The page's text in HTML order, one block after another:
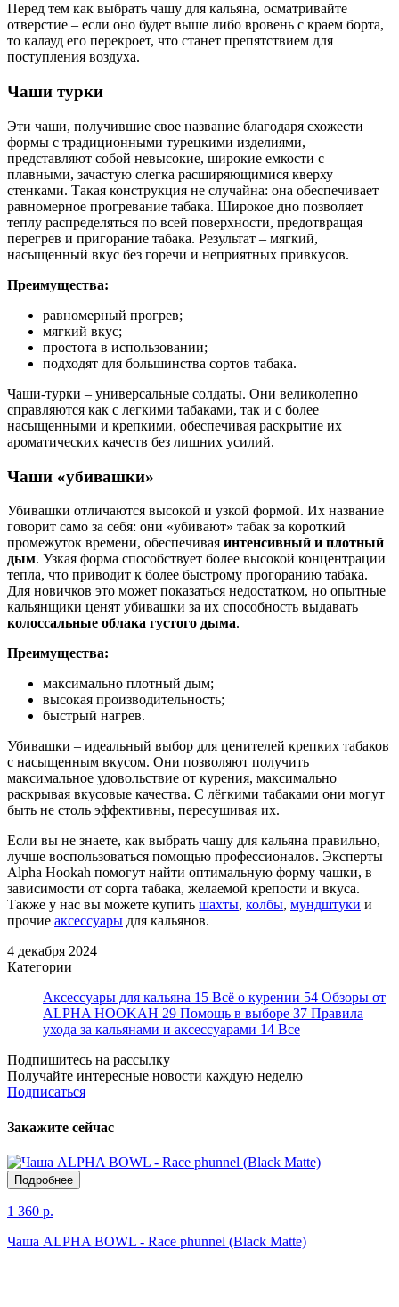
Перед тем как выбрать чашу для кальяна, осматривайте
отверстие – если оно будет выше либо вровень с краем борта,
то калауд его перекроет, что станет препятствием для
поступления воздуха.
Чаши турки
Эти чаши, получившие свое название благодаря схожести
формы с традиционными турецкими изделиями,
представляют собой невысокие, широкие емкости с
плавными, зачастую слегка расширяющимися кверху
стенками. Такая конструкция не случайна: она обеспечивает
равномерное прогревание табака. Широкое дно позволяет
теплу распределяться по всей поверхности, предотвращая
перегрев и пригорание табака. Результат – мягкий,
насыщенный вкус без горечи и неприятных привкусов.
Преимущества:
равномерный прогрев;
мягкий вкус;
простота в использовании;
подходят для большинства сортов табака.
Чаши-турки – универсальные солдаты. Они великолепно
справляются как с легкими табаками, так и с более
насыщенными и крепкими, обеспечивая раскрытие их
ароматических качеств без лишних усилий.
Чаши «убивашки»
Убивашки отличаются высокой и узкой формой. Их название
говорит само за себя: они «убивают» табак за короткий
промежуток времени, обеспечивая интенсивный и плотный
дым. Узкая форма способствует более высокой концентрации
тепла, что приводит к более быстрому прогоранию табака.
Для новичков это может показаться недостатком, но опытные
кальянщики ценят убивашки за их способность выдавать
колоссальные облака густого дыма.
Преимущества:
максимально плотный дым;
высокая производительность;
быстрый нагрев.
Убивашки – идеальный выбор для ценителей крепких табаков
с насыщенным вкусом. Они позволяют получить
максимальное удовольствие от курения, максимально
раскрывая вкусовые качества. С лёгкими табаками они могут
быть не столь эффективны, пересушивая их.
Если вы не знаете, как выбрать чашу для кальяна правильно,
лучше воспользоваться помощью профессионалов. Эксперты
Alpha Hookah помогут найти оптимальную форму чашки, в
зависимости от сорта табака, желаемой крепости и вкуса.
Также у нас вы можете купить шахты, колбы, мундштуки и
прочие аксессуары для кальянов.
4 декабря 2024
Категории
Аксессуары для кальяна 15 Всё о курении 54 Обзоры от
ALPHA HOOKAH 29 Помощь в выборе 37 Правила
ухода за кальянами и аксессуарами 14 Все
Подпишитесь на рассылку
Получайте интересные новости каждую неделю
Подписаться
Закажите сейчас
Подробнее
1 360 р.
Чаша ALPHA BOWL - Race phunnel (Black Matte)